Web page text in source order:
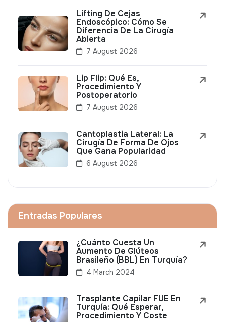
Lifting De Cejas
Endoscópico: Cómo Se
Diferencia De La Cirugía
Abierta
7 August 2026
Lip Flip: Qué Es,
Procedimiento Y
Postoperatorio
7 August 2026
Cantoplastia Lateral: La
Cirugía De Forma De Ojos
Que Gana Popularidad
6 August 2026
Entradas Populares
¿Cuánto Cuesta Un
Aumento De Glúteos
Brasileño (BBL) En Turquía?
4 March 2024
Trasplante Capilar FUE En
Turquía: Qué Esperar,
Procedimiento Y Coste